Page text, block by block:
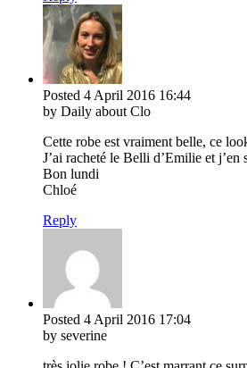
Posted 4 April 2016 16:44
by Daily about Clo
Cette robe est vraiment belle, ce
J’ai racheté le Belli d’Emilie et j’en
Bon lundi
Chloé
Reply
Posted 4 April 2016 17:04
by severine